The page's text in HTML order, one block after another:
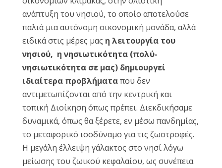
ανάπτυξη του νησιού, το οποίο αποτελούσε
παλιά μια αυτόνομη οικονομική μονάδα, αλλά
ειδικά στις μέρες μας η λειτουργία του
νησιού, η νησιωτικότητα (πολύ-
νησιωτικότητα σε μας) δημιουργεί
ιδιαίτερα προβλήματαπου δεν
αντιμετωπίζονται από την κεντρική και
τοπική Διοίκηση όπως πρέπει. Διεκδικήσαμε
δυναμικά, όπως θα ξέρετε, εν μέσω πανδημίας,
το μεταφορικό ισοδύναμο για τις ζωοτροφές.
Η μεγάλη έλλειψη γάλακτος στο νησί λόγω
μείωσης του ζωικού κεφαλαίου, ως συνέπεια